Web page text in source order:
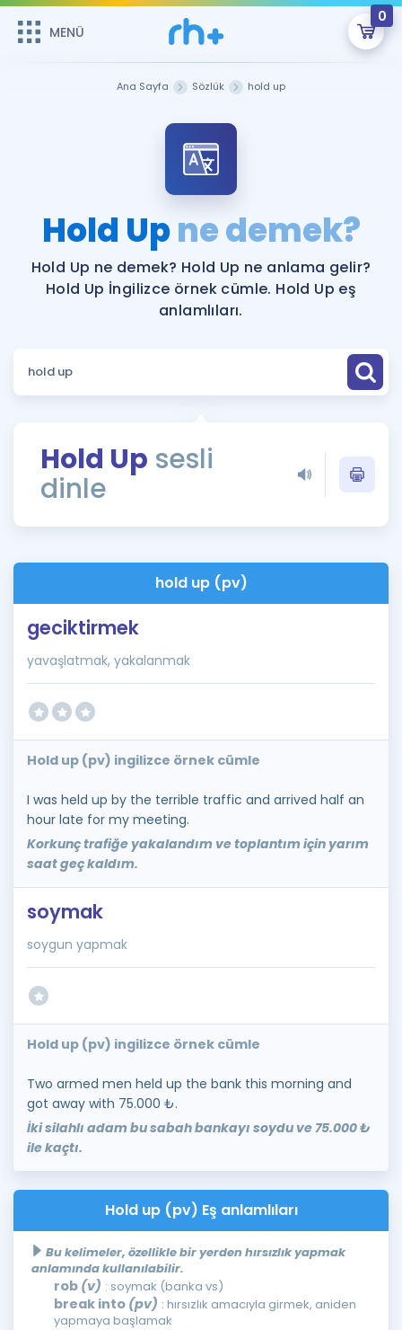
MENÜ
0
Şifremi Hatırlamıyorum
ÜYE DEĞİLİM
Sepetin Şu An Boş.
Remzi Hoca ile seni sınava hazırlayacak onlarca eğitim seni
bekliyor!
MENÜ
Katılımcı Görüşleri
Faydalı Araçlar
Sözlük
Rehberlik Aracı
ÖSYM Sınav Takvimi
İngilizce Gramer
Hakkımızda
Ana Sayfa Sözlük hold up
Hold Upne demek?
Hold Up ne demek? Hold Up ne anlama gelir?
Hold Up İngilizce örnek cümle. Hold Up eş
anlamlıları.
Hold Up sesli
dinle
hold up (pv)
geciktirmek
yavaşlatmak, yakalanmak
Hold up (pv) ingilizce örnek cümle
I was held up by the terrible traffic and arrived half an
hour late for my meeting.
Korkunç trafiğe yakalandım ve toplantım için yarım
saat geç kaldım.
soymak
soygun yapmak
Hold up (pv) ingilizce örnek cümle
Two armed men held up the bank this morning and
got away with 75.000 ₺.
İki silahlı adam bu sabah bankayı soydu ve 75.000 ₺
ile kaçtı.
Hold up (pv) Eş anlamlıları
Bu kelimeler, özellikle bir yerden hırsızlık yapmak
anlamında kullanılabilir.
rob (v) : soymak (banka vs)
break into (pv) : hırsızlık amacıyla girmek, aniden
yapmaya başlamak